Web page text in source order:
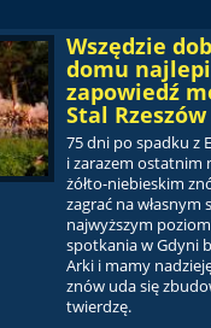
Wszędzie
domu
zapowiedź
Stal Rzeszów
75 dni po spadku z
i zarazem ostatnim
żółto-niebieskim
zagrać na własnym
najwyższym
spotkania w Gdyni
Arki i mamy
znów uda się
twierdzę.